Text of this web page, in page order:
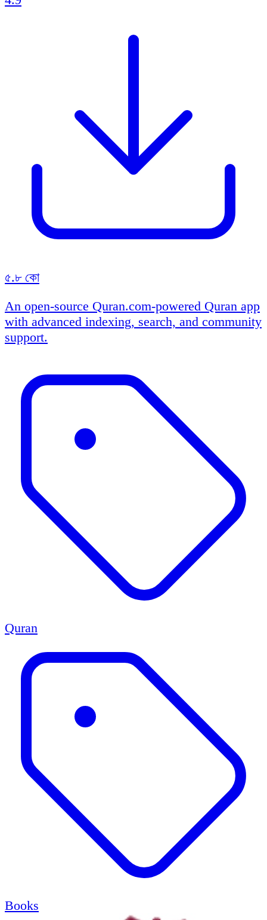
৫.৮ কো
An open-source Quran.com-powered Quran app
with advanced indexing, search, and community
support.
Quran
Books